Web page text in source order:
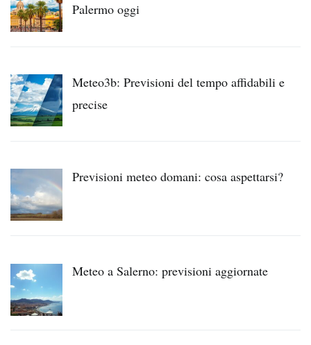
Palermo oggi
Meteo3b: Previsioni del tempo affidabili e
precise
Previsioni meteo domani: cosa aspettarsi?
Meteo a Salerno: previsioni aggiornate